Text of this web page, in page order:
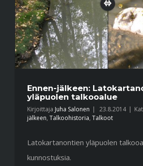
Ennen-jälkeen:
yläpuolen talkooalue
Kirjoittaja Juha Salonen | 23.8.2014 |
jälkeen, Talkoohistoria, Talkoot
Latokartanontien yläpuolen
kunnostuksia.